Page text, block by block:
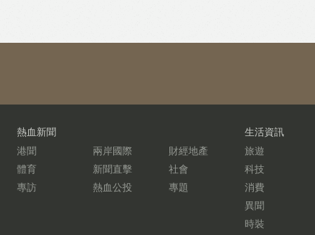
熱血新聞
港聞
兩岸國際
財經地產
體育
新聞直擊
社會
專訪
熱血公投 專題
生活資訊
旅遊
科技
消費
異聞
時裝